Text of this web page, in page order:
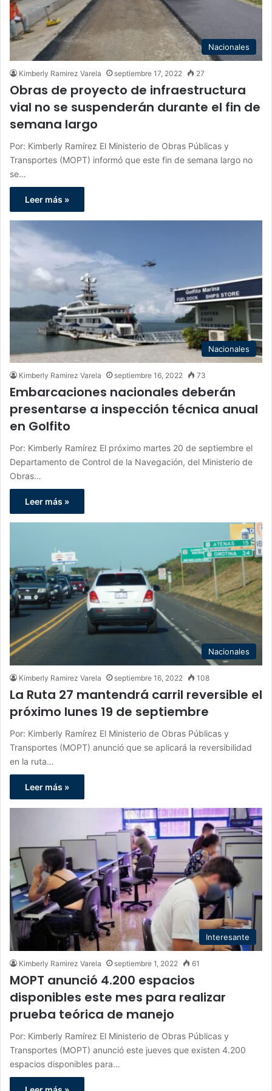
Nacionales
Kimberly Ramirez Varela septiembre 17, 2022 27
Obras de proyecto de infraestructura
vial no se suspenderán durante el fin de
semana largo
Por: Kimberly Ramírez El Ministerio de Obras Públicas y
Transportes (MOPT) informó que este fin de semana largo no
se…
Leer más »
Nacionales
Kimberly Ramirez Varela septiembre 16, 2022 73
Embarcaciones nacionales deberán
presentarse a inspección técnica anual
en Golfito
Por: Kimberly Ramírez El próximo martes 20 de septiembre el
Departamento de Control de la Navegación, del Ministerio de
Obras…
Leer más »
Nacionales
Kimberly Ramirez Varela septiembre 16, 2022 108
La Ruta 27 mantendrá carril reversible el
próximo lunes 19 de septiembre
Por: Kimberly Ramírez El Ministerio de Obras Públicas y
Transportes (MOPT) anunció que se aplicará la reversibilidad
en la ruta…
Leer más »
Interesante
Kimberly Ramirez Varela septiembre 1, 2022 61
MOPT anunció 4.200 espacios
disponibles este mes para realizar
prueba teórica de manejo
Por: Kimberly Ramírez El Ministerio de Obras Públicas y
Transportes (MOPT) anunció este jueves que existen 4.200
espacios disponibles para…